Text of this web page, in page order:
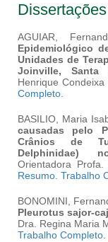
AGUIAR,
Epidemiológico
Unidades de
Joinville, Santa
Henrique
Completo.
BASILIO, Maria
causadas pelo
Crânios de
Delphinidae)
Orientadora
Resumo. Trabalho
BONOMINI,
Pleurotus sajor-
Dra. Regina Maria
Trabalho Completo.